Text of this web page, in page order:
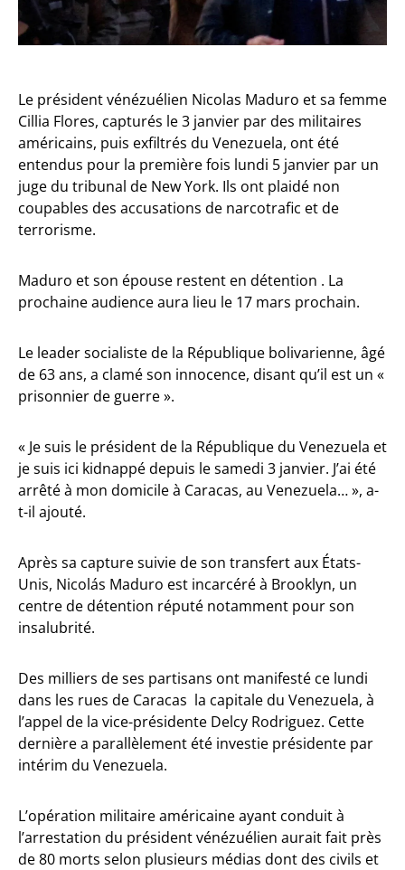
Le président vénézuélien Nicolas Maduro et sa femme
Cillia Flores, capturés le 3 janvier par des militaires
américains, puis exfiltrés du Venezuela, ont été
entendus pour la première fois lundi 5 janvier par un
juge du tribunal de New York. Ils ont plaidé non
coupables des accusations de narcotrafic et de
terrorisme.
Maduro et son épouse restent en détention . La
prochaine audience aura lieu le 17 mars prochain.
Le leader socialiste de la République bolivarienne, âgé
de 63 ans, a clamé son innocence, disant qu’il est un «
prisonnier de guerre ».
« Je suis le président de la République du Venezuela et
je suis ici kidnappé depuis le samedi 3 janvier. J’ai été
arrêté à mon domicile à Caracas, au Venezuela… », a-
t-il ajouté.
Après sa capture suivie de son transfert aux États-
Unis, Nicolás Maduro est incarcéré à Brooklyn, un
centre de détention réputé notamment pour son
insalubrité.
Des milliers de ses partisans ont manifesté ce lundi
dans les rues de Caracas la capitale du Venezuela, à
l’appel de la vice-présidente Delcy Rodriguez. Cette
dernière a parallèlement été investie présidente par
intérim du Venezuela.
L’opération militaire américaine ayant conduit à
l’arrestation du président vénézuélien aurait fait près
de 80 morts selon plusieurs médias dont des civils et